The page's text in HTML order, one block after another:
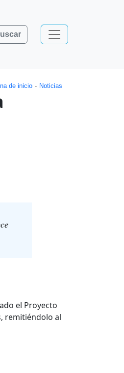
de inicio Noticias
el Proyecto
remitiéndolo al